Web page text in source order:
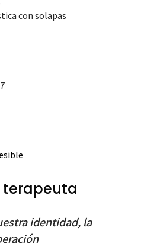
con solapas
terapeuta
identidad, la